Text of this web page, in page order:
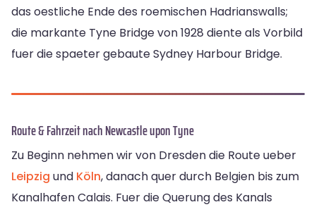
das oestliche Ende des roemischen Hadrianswalls;
die markante Tyne Bridge von 1928 diente als Vorbild
fuer die spaeter gebaute Sydney Harbour Bridge.
Route & Fahrzeit nach Newcastle upon Tyne
Zu Beginn nehmen wir von Dresden die Route ueber
Leipzig und Köln, danach quer durch Belgien bis zum
Kanalhafen Calais. Fuer die Querung des Kanals